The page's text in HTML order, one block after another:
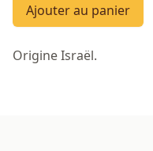
Ajouter au panier
Origine Israël.